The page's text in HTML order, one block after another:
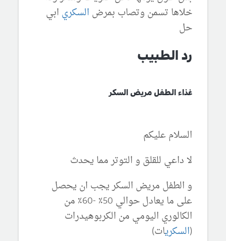
خلاها تسمن وتصاب بمرض السكري ابي
حل
رد الطبيب
غذاء الطفل مريض السكر
السلام عليكم
لا داعي للقلق و التوتر مما يحدث
و الطفل مريض السكر يجب ان يحصل
على ما يعادل
حوالي 50٪ -60٪ من
الكالوري اليومي من الكربوهيدرات
(السكريات)